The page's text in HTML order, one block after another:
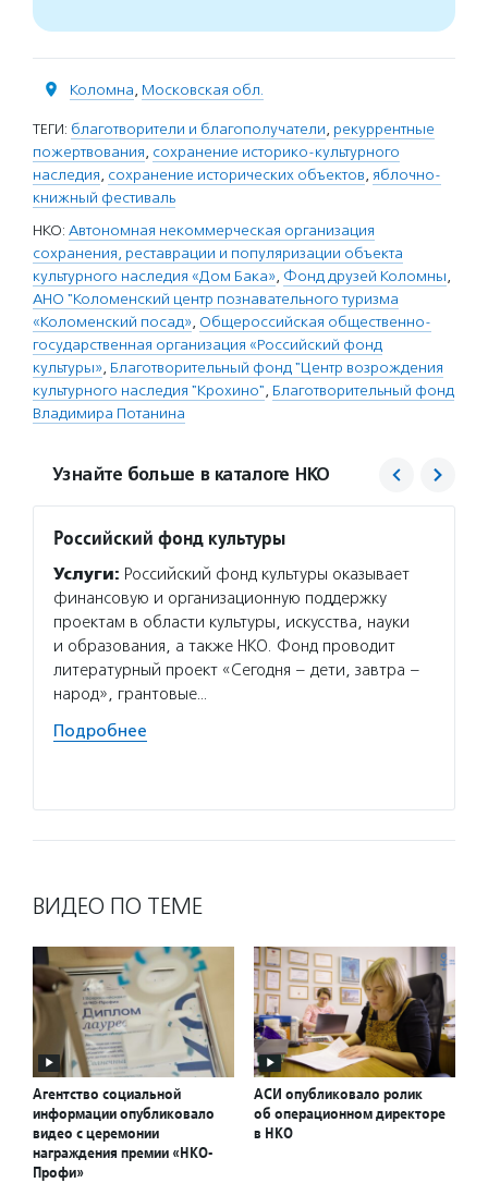
Коломна, Московская обл.
ТЕГИ: благотворители и благополучатели, рекуррентные
пожертвования, сохранение историко-культурного
наследия, сохранение исторических объектов, яблочно-
книжный фестиваль
НКО: Автономная некоммерческая организация
сохранения, реставрации и популяризации объекта
культурного наследия «Дом Бака», Фонд друзей Коломны,
АНО "Коломенский центр познавательного туризма
«Коломенский посад», Общероссийская общественно-
государственная организация «Российский фонд
культуры», Благотворительный фонд "Центр возрождения
культурного наследия "Крохино", Благотворительный фонд
Владимира Потанина
Узнайте больше в каталоге НКО
Российский фонд культуры
Услуги: Российский фонд культуры оказывает
финансовую и организационную поддержку
проектам в области культуры, искусства, науки
и образования, а также НКО. Фонд проводит
литературный проект «Сегодня – дети, завтра –
народ», грантовые…
Подробнее
ВИДЕО ПО ТЕМЕ
Агентство социальной
информации опубликовало
видео с церемонии
награждения премии «НКО-
Профи»
АСИ опубликовало ролик
об операционном директоре
в НКО